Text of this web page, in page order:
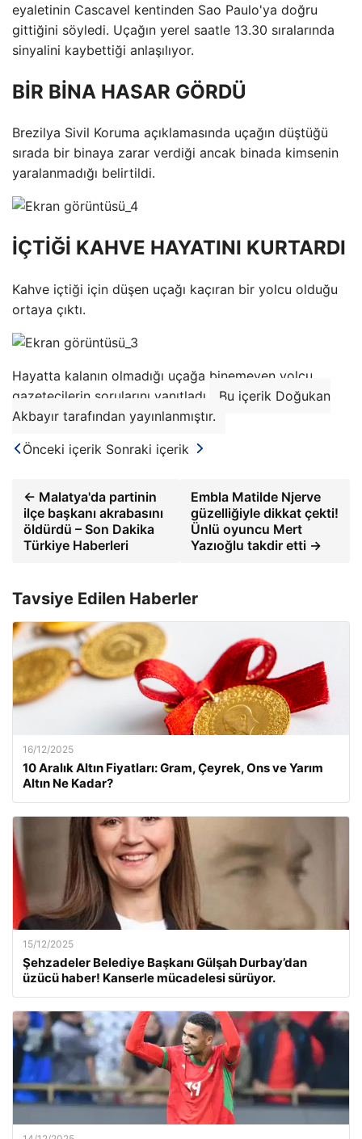
eyaletinin Cascavel kentinden Sao Paulo'ya doğru
gittiğini söyledi. Uçağın yerel saatle 13.30 sıralarında
sinyalini kaybettiği anlaşılıyor.
BİR BİNA HASAR GÖRDÜ
Brezilya Sivil Koruma açıklamasında uçağın düştüğü
sırada bir binaya zarar verdiği ancak binada kimsenin
yaralanmadığı belirtildi.
İÇTİĞİ KAHVE HAYATINI KURTARDI
Kahve içtiği için düşen uçağı kaçıran bir yolcu olduğu
ortaya çıktı.
Hayatta kalanın olmadığı uçağa binemeyen yolcu,
gazetecilerin sorularını yanıtladı.
Bu içerik Doğukan
Akbayır tarafından yayınlanmıştır.
Önceki içerik Sonraki içerik
← Malatya'da partinin
ilçe başkanı akrabasını
öldürdü – Son Dakika
Türkiye Haberleri
Embla Matilde Njerve
güzelliğiyle dikkat çekti!
Ünlü oyuncu Mert
Yazıoğlu takdir etti →
Tavsiye Edilen Haberler
16/12/2025
10 Aralık Altın Fiyatları: Gram, Çeyrek, Ons ve Yarım
Altın Ne Kadar?
15/12/2025
Şehzadeler Belediye Başkanı Gülşah Durbay’dan
üzücü haber! Kanserle mücadelesi sürüyor.